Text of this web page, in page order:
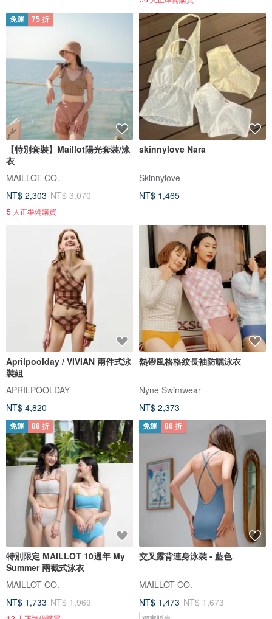
免運 75 折
【特別套裝】Maillot陽光套裝/泳
衣
MAILLOT CO.
NT$ 2,303 NT$ 3,070
5 人正準備購買
skinnylove Nara
Skinnylove
NT$ 1,465
Aprilpoolday / VIVIAN 兩件式泳
裝組
APRILPOOLDAY
NT$ 4,820
熱帶風格格紋長袖防曬泳衣
Nyne Swimwear
NT$ 2,373
免運 88 折
特別限定 MAILLOT 10週年 My
Summer 兩截式泳衣
MAILLOT CO.
NT$ 1,733 NT$ 1,969
免運 88 折
交叉露背連身泳裝 - 藍色
MAILLOT CO.
NT$ 1,473 NT$ 1,673